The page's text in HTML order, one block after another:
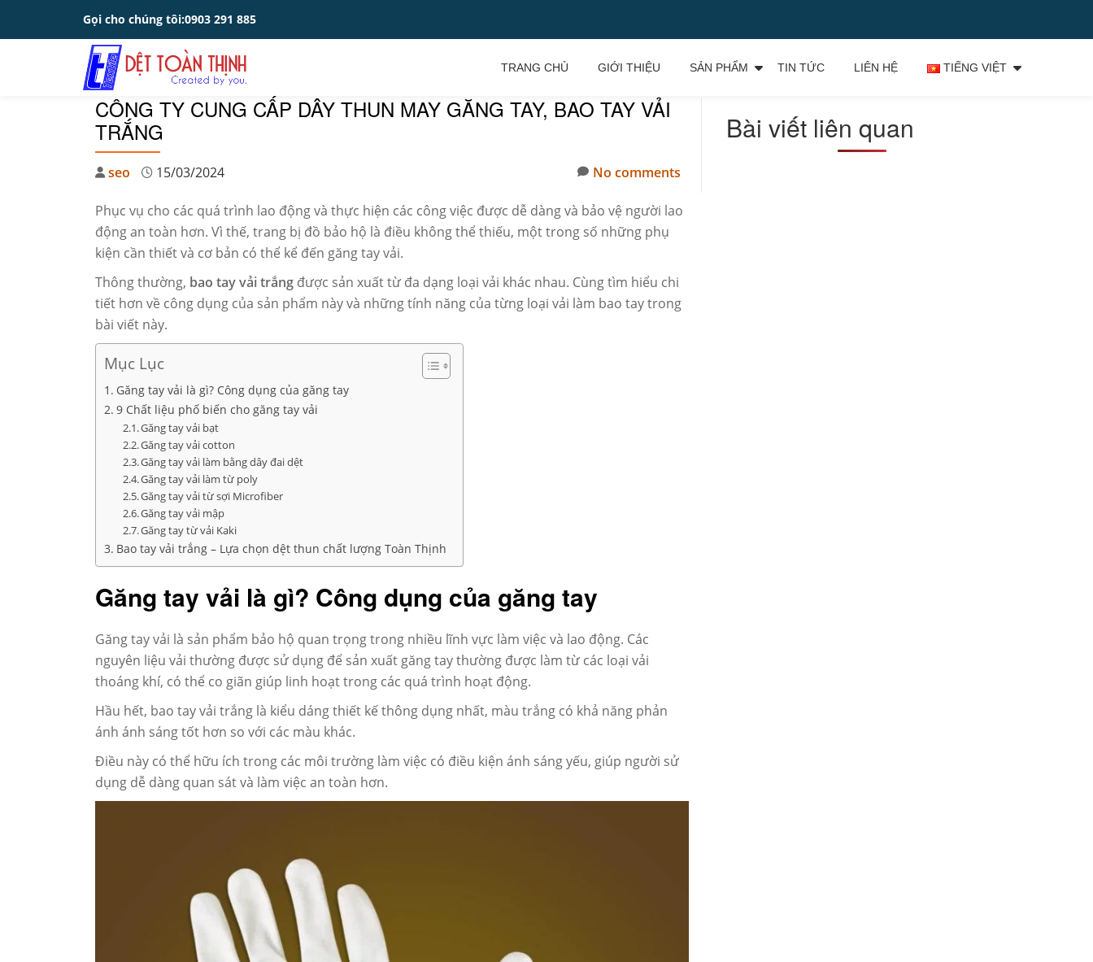
Skip
Gọi cho chúng tôi:0903 291 885
TRANG CHỦ GIỚI THIỆU SẢN PHẨM TIN TỨC LIÊN HỆ TIẾNG VIỆT
CÔNG TY CUNG CẤP DÂY THUN MAY GĂNG TAY, BAO TAY VẢI
TRẮNG
seo 15/03/2024 No comments
Phục vụ cho các quá trình lao động và thực hiện các công việc được dễ dàng và bảo vệ người lao
động an toàn hơn. Vì thế, trang bị đồ bảo hộ là điều không thể thiếu, một trong số những phụ
kiện cần thiết và cơ bản có thể kể đến găng tay vải.
Thông thường, bao tay vải trắng được sản xuất từ đa dạng loại vải khác nhau. Cùng tìm hiểu chi
tiết hơn về công dụng của sản phẩm này và những tính năng của từng loại vải làm bao tay trong
bài viết này.
Mục Lục
Găng tay vải là gì? Công dụng của găng tay
9 Chất liệu phố biến cho găng tay vải
Găng tay vải bạt
Găng tay vải cotton
Găng tay vải làm bằng dây đai dệt
Găng tay vải làm từ poly
Găng tay vải từ sợi Microfiber
Găng tay vải mập
Găng tay từ vải Kaki
Bao tay vải trắng – Lựa chọn dệt thun chất lượng Toàn Thịnh
Găng tay vải là gì? Công dụng của găng tay
Găng tay vải là sản phẩm bảo hộ quan trọng trong nhiều lĩnh vực làm việc và lao động. Các
nguyên liệu vải thường được sử dụng để sản xuất găng tay thường được làm từ các loại vải
thoáng khí, có thể co giãn giúp linh hoạt trong các quá trình hoạt động.
Hầu hết, bao tay vải trắng là kiểu dáng thiết kế thông dụng nhất, màu trắng có khả năng phản
ánh ánh sáng tốt hơn so với các màu khác.
Điều này có thể hữu ích trong các môi trường làm việc có điều kiện ánh sáng yếu, giúp người sử
dụng dễ dàng quan sát và làm việc an toàn hơn.
Bài viết liên quan